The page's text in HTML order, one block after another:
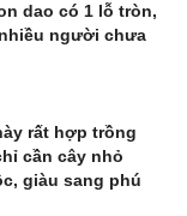
dao có 1 lỗ tròn,
người chưa
rất hợp trồng
cần cây nhỏ
giàu sang phú